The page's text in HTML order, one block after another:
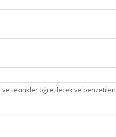
teknikler öğretilecek ve benzetilen